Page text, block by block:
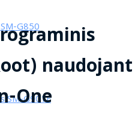
G850
SM-G901F
naudojant
One